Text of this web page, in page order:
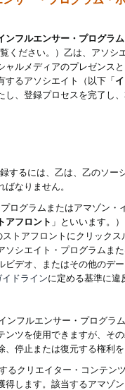
ンフルエンサー・プログラム
ください。）乙は、アソシ
ルメディアのプレゼンス
するアソシエイト（以下「
、登録プロセスを完了し、
るには、乙は、乙のソー
なりません。
グラムまたはアマゾン・
アフロント 」といいます。
トアフロントにクリック
ソシエイト・プログラム
デオ、またはその他のデ
ドラインに定める基準に違
フルエンサー・プログラ
ンツを使用できますが、そ
、停止または復元する権利
クリエイター・コンテン
得します。該当するアマゾ